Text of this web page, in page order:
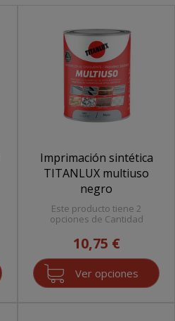
Imprimación sintética
TITANLUX multiuso
negro
Este producto tiene 2
opciones de Cantidad
10,75 €
Ver opciones